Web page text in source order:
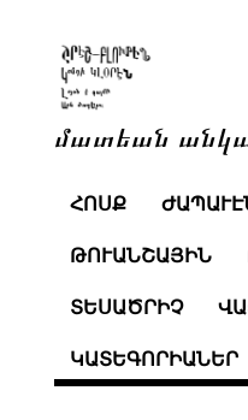
մատեան
ՀՈՍՔ
ԹՈՒԱՆՇԱՅԻՆ
ՏԵՍԱԾՐԻՉ
ԿԱՏԵԳՈՐԻԱՆԵՐ